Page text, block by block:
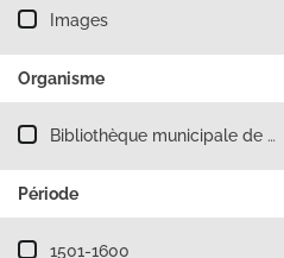
Images
Organisme
Filtre les résultats par
Bibliothèque municipale de
Période
Filtre les résultats par
1501-1600